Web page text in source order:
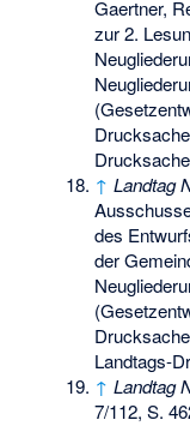
Gaertner,
zur 2.
↑ Landtag
des
der
Landtags-
↑ Landtag
7/112, S.